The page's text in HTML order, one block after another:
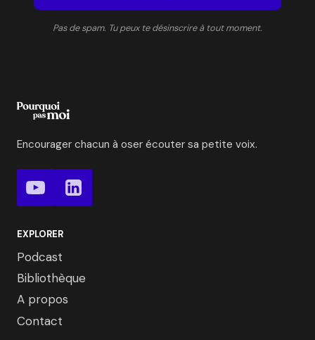
Pas de spam. Tu peux te désinscrire à tout moment.
Encourager chacun à oser écouter sa petite voix.
EXPLORER
Podcast
Bibliothèque
A propos
Contact